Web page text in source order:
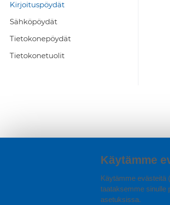
Käytämme
Käytämme evästeitä
taataksemme sinulle
asetuksissa.
Kirjoituspöydät
Sähköpöydät
Tietokonepöydät
Tietokonetuolit